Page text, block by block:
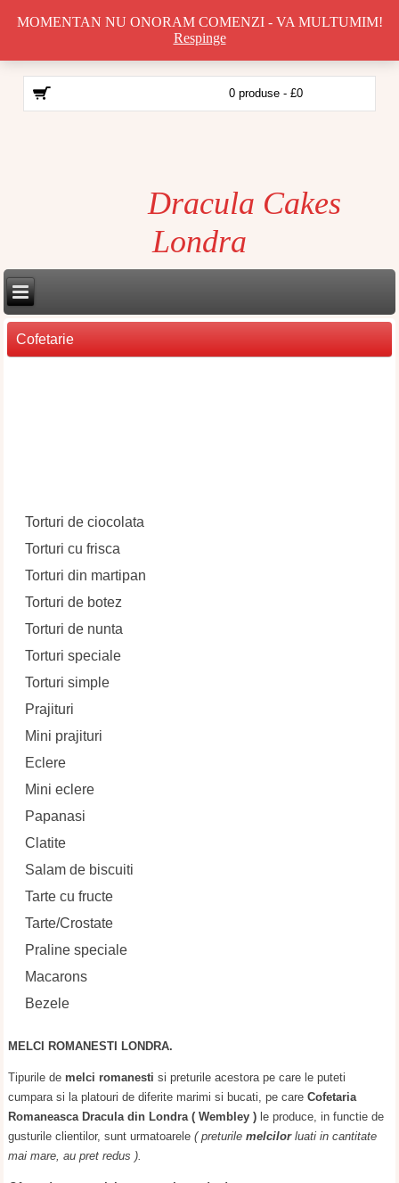
0 produse - £0
Dracula Cakes
Londra
Cofetarie
Torturi de ciocolata
Torturi cu frisca
Torturi din martipan
Torturi de botez
Torturi de nunta
Torturi speciale
Torturi simple
Prajituri
Mini prajituri
Eclere
Mini eclere
Papanasi
Clatite
Salam de biscuiti
Tarte cu fructe
Tarte/Crostate
Praline speciale
Macarons
Bezele
MELCI ROMANESTI LONDRA.
Tipurile de melci romanestisi preturile acestora pe care le puteti
cumpara si la platouri de diferite marimi si bucati, pe careCofetaria
Romaneasca Dracula din Londra ( Wembley ) le produce, in functie de
gusturile clientilor, sunt urmatoarele( preturilemelcilorluati in cantitate
mai mare, au pret redus ).
MOMENTAN NU ONORAM COMENZI - VA MULTUMIM!
Respinge